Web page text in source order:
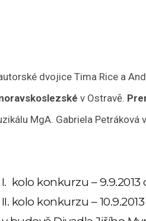
dvojice Tima Rice a
v Ostravě.
MgA. Gabriela Petráková
I. kolo konkurzu – 9.9.2013
II. kolo konkurzu –